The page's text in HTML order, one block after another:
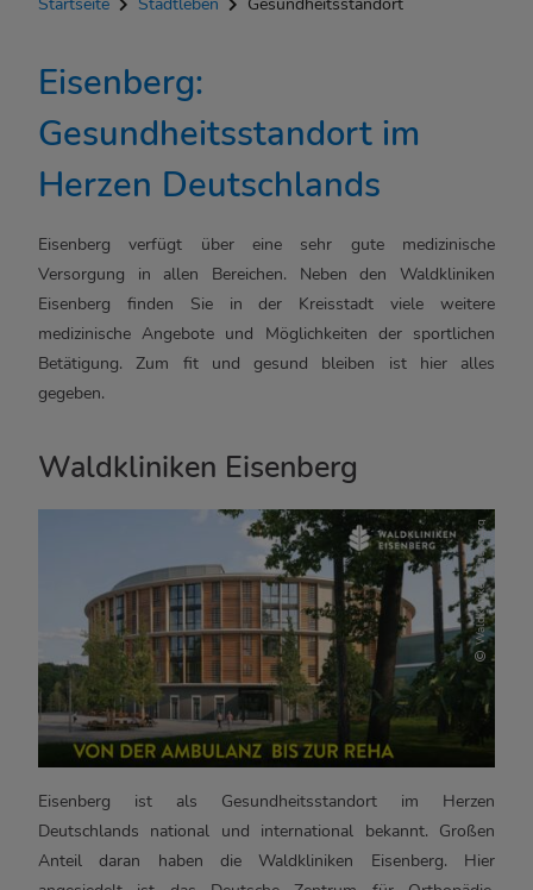
Eisenberg:
Gesundheitsstandort im
Herzen Deutschlands
Eisenberg verfügt über eine sehr gute medizinische
Versorgung in allen Bereichen. Neben den Waldkliniken
Eisenberg finden Sie in der Kreisstadt viele weitere
medizinische Angebote und Möglichkeiten der sportlichen
Betätigung. Zum fit und gesund bleiben ist hier alles
gegeben.
Waldkliniken Eisenberg
Waldkliniken Eisenberg
Eisenberg ist als Gesundheitsstandort im Herzen
Deutschlands national und international bekannt. Großen
Anteil daran haben die Waldkliniken Eisenberg. Hier